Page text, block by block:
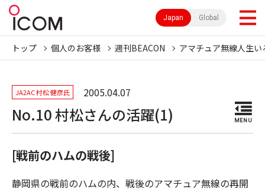
Japan Global
トップ 個人のお客様 週刊BEACON アマチュア無線人生い
JA2AC 村松 健彦氏 2005.04.07
No.10 村松さんの活躍(1) MENU
[戦前のハムの戦後]
静岡県の戦前のハムの内、戦後のアマチュア無線の再開